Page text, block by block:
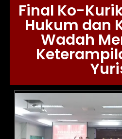
Final Ko-
Hukum dan
Wadah